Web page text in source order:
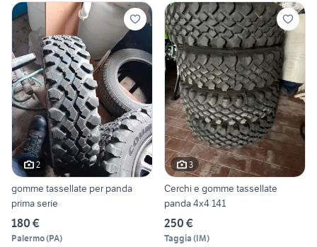
2
gomme tassellate per panda
prima serie
180 €
Palermo(PA)
3
Cerchi e gomme tassellate
panda 4x4 141
250 €
Taggia (IM)